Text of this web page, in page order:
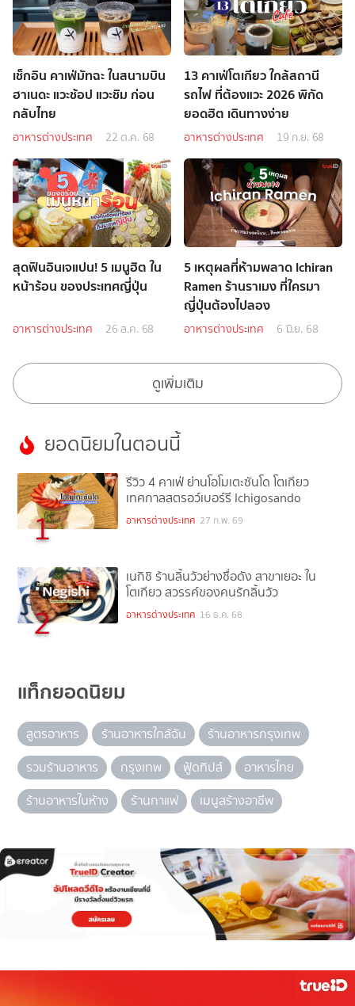
เช็กอิน คาเฟ่มัทฉะ ในสนามบิน
ฮาเนดะ แวะช้อป แวะชิม ก่อน
กลับไทย
อาหารต่างประเทศ 22 ต.ค. 68
13 คาเฟ่โตเกียว ใกล้สถานี
รถไฟ ที่ต้องแวะ 2026 พิกัด
ยอดฮิต เดินทางง่าย
อาหารต่างประเทศ 19 ก.ย. 68
สุดฟินอินเจแปน! 5 เมนูฮิต ใน
หน้าร้อน ของประเทศญี่ปุ่น
อาหารต่างประเทศ 26 ส.ค. 68
5 เหตุผลที่ห้ามพลาด Ichiran
Ramen ร้านราเมง ที่ใครมา
ญี่ปุ่นต้องไปลอง
อาหารต่างประเทศ 6 มิ.ย. 68
ดูเพิ่มเติม
ยอดนิยมในตอนนี้
1
รีวิว 4 คาเฟ่ ย่านโอโมเตะซันโด โตเกียว
เทศกาลสตรอว์เบอร์รี Ichigosando
อาหารต่างประเทศ 27 ก.พ. 69
2
เนกิชิ ร้านลิ้นวัวย่างชื่อดัง สาขาเยอะ ใน
โตเกียว สวรรค์ของคนรักลิ้นวัว
อาหารต่างประเทศ 16 ธ.ค. 68
แท็กยอดนิยม
สูตรอาหาร ร้านอาหารใกล้ฉัน
ร้านอาหารกรุงเทพ
รวมร้านอาหาร
กรุงเทพ ฟู้ดทิปส์
อาหารไทย
ร้านอาหารในห้าง
ร้านกาแฟ เมนูสร้างอาชีพ